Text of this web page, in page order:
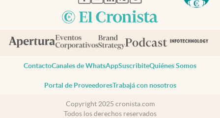
ContactoCanales de WhatsAppSuscribiteQuiénes Somos
Portal de ProveedoresTrabajá con nosotros
Copyright 2025 cronista.com
Todos los derechos reservados